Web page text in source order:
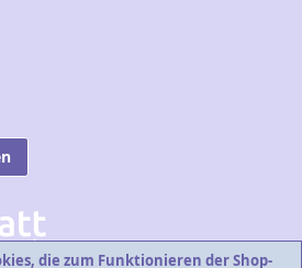
die zum Funktionieren der Shop-